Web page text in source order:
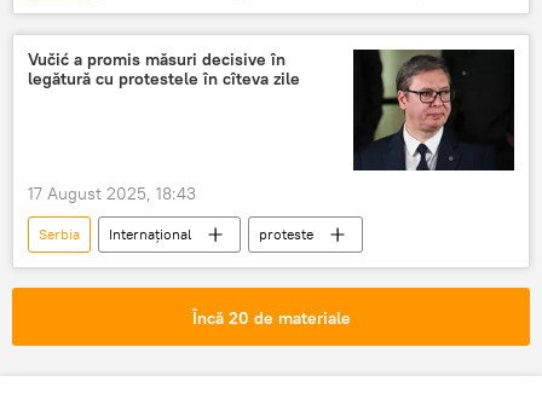
Vučić a promis măsuri decisive în
legătură cu protestele în cîteva zile
17 August 2025, 18:43
Serbia Internațional proteste
Încă 20 de materiale